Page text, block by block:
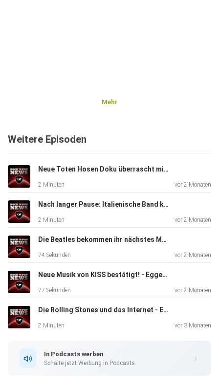
Mehr
Weitere Episoden
Neue Toten Hosen Doku überrascht mit Campino-Beichte - Eggers und der Engelhardt
2 Minuten vor 2 Monaten
Nach langer Pause: Italienische Band kommt zurück - Eggers und der Engelhardt
2 Minuten vor 2 Monaten
Die Beatles bekommen ihr nächstes Museum - Eggers und der Engelhardt
74 Sekunden vor 2 Monaten
Neue Musik von KISS bestätigt! - Eggers und der Engelhardt
77 Sekunden vor 2 Monaten
Die Rolling Stones und das Internet - Eggers und der Engelhardt
2 Minuten vor 3 Monaten
In Podcasts werben
Schalte jetzt Werbung in Podcasts.